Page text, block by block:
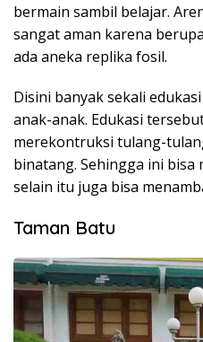
bermain sambil belajar.
sangat aman karena
ada aneka replika fosil.
Disini banyak sekali
anak-anak. Edukasi
merekontruksi tulang-
binatang. Sehingga ini bisa
selain itu juga bisa
Taman Batu